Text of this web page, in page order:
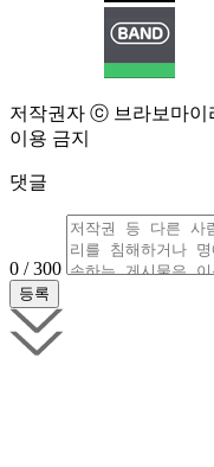
저작권자 ⓒ 브라보마이
이용 금지
댓글
0 / 300